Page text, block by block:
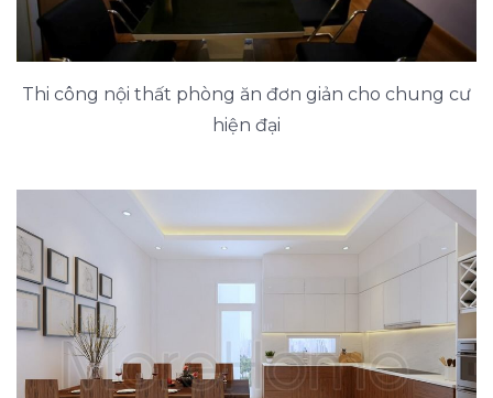
Thi công nội thất phòng ăn đơn giản cho chung cư
hiện đại